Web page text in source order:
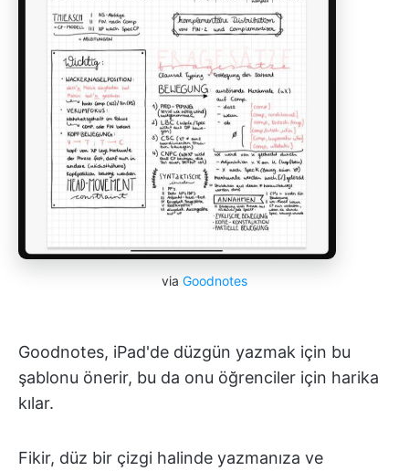
via Goodnotes
Goodnotes, iPad'de düzgün yazmak için bu
şablonu önerir, bu da onu öğrenciler için harika
kılar.
Fikir, düz bir çizgi halinde yazmanıza ve